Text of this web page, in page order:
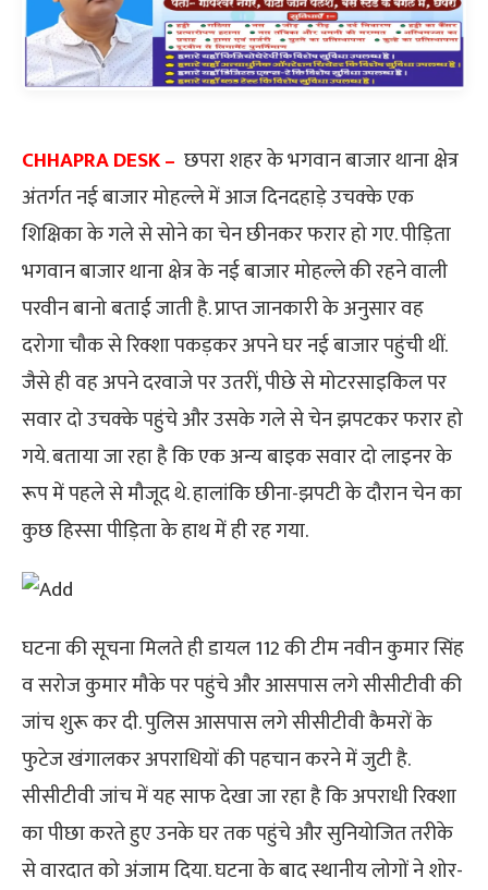
CHHAPRA DESK – छपरा शहर के भगवान बाजार थाना क्षेत्र
अंतर्गत नई बाजार मोहल्ले में आज दिनदहाड़े उचक्के एक
शिक्षिका के गले से सोने का चेन छीनकर फरार हो गए. पीड़िता
भगवान बाजार थाना क्षेत्र के नई बाजार मोहल्ले की रहने वाली
परवीन बानो बताई जाती है. प्राप्त जानकारी के अनुसार वह
दरोगा चौक से रिक्शा पकड़कर अपने घर नई बाजार पहुंची थीं.
जैसे ही वह अपने दरवाजे पर उतरीं, पीछे से मोटरसाइकिल पर
सवार दो उचक्के पहुंचे और उसके गले से चेन झपटकर फरार हो
गये. बताया जा रहा है कि एक अन्य बाइक सवार दो लाइनर के
रूप में पहले से मौजूद थे. हालांकि छीना-झपटी के दौरान चेन का
कुछ हिस्सा पीड़िता के हाथ में ही रह गया.
घटना की सूचना मिलते ही डायल 112 की टीम नवीन कुमार सिंह
व सरोज कुमार मौके पर पहुंचे और आसपास लगे सीसीटीवी की
जांच शुरू कर दी. पुलिस आसपास लगे सीसीटीवी कैमरों के
फुटेज खंगालकर अपराधियों की पहचान करने में जुटी है.
सीसीटीवी जांच में यह साफ देखा जा रहा है कि अपराधी रिक्शा
का पीछा करते हुए उनके घर तक पहुंचे और सुनियोजित तरीके
से वारदात को अंजाम दिया. घटना के बाद स्थानीय लोगों ने शोर-